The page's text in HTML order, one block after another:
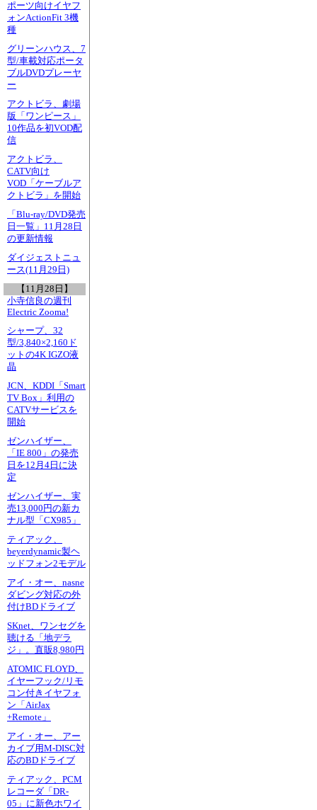
ポーツ向けイヤフ
ォンActionFit 3機
種
グリーンハウス、7
型/車載対応ポータ
ブルDVDプレーヤ
ー
アクトビラ、劇場
版「ワンピース」
10作品を初VOD配
信
アクトビラ、
CATV向け
VOD「ケーブルア
クトビラ」を開始
「Blu-ray/DVD発売
日一覧」11月28日
の更新情報
ダイジェストニュ
ース(11月29日)
【11月28日】
小寺信良の週刊
Electric Zooma!
シャープ、32
型/3,840×2,160ド
ットの4K IGZO液
晶
JCN、KDDI「Smart
TV Box」利用の
CATVサービスを
開始
ゼンハイザー、
「IE 800」の発売
日を12月4日に決
定
ゼンハイザー、実
売13,000円の新カ
ナル型「CX985」
ティアック、
beyerdynamic製ヘ
ッドフォン2モデル
アイ・オー、nasne
ダビング対応の外
付けBDドライブ
SKnet、ワンセグを
聴ける「地デラ
ジ」。直販8,980円
ATOMIC FLOYD、
イヤーフック/リモ
コン付きイヤフォ
ン「AirJax
+Remote」
アイ・オー、アー
カイブ用M-DISC対
応のBDドライブ
ティアック、PCM
レコーダ「DR-
05」に新色ホワイ